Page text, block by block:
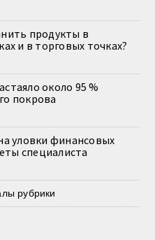
продукты в
и в торговых точках?
около 95 %
покрова
уловки финансовых
специалиста
рубрики